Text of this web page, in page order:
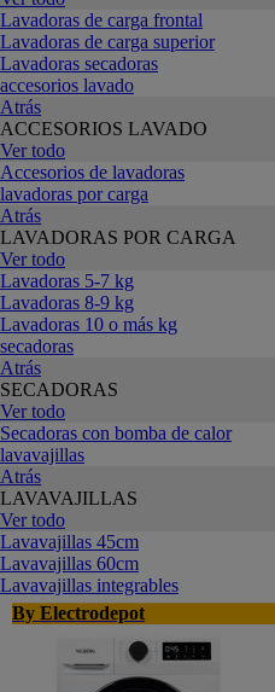
Lavadoras de carga frontal
Lavadoras de carga superior
Lavadoras secadoras
accesorios lavado
Atrás
ACCESORIOS LAVADO
Ver todo
Accesorios de lavadoras
lavadoras por carga
Atrás
LAVADORAS POR CARGA
Ver todo
Lavadoras 5-7 kg
Lavadoras 8-9 kg
Lavadoras 10 o más kg
secadoras
Atrás
SECADORAS
Ver todo
Secadoras con bomba de calor
lavavajillas
Atrás
LAVAVAJILLAS
Ver todo
Lavavajillas 45cm
Lavavajillas 60cm
Lavavajillas integrables
By Electrodepot